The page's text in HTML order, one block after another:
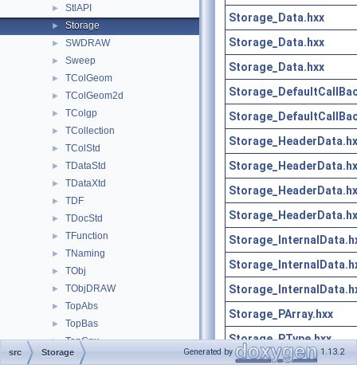
► StlAPI
► Storage
► SWDRAW
► Sweep
► TColGeom
► TColGeom2d
► TColgp
► TCollection
► TColStd
► TDataStd
► TDataXtd
► TDF
► TDocStd
► TFunction
► TNaming
► TObj
► TObjDRAW
► TopAbs
► TopBas
► TopCnx
► TopExp
Storage_Data.hxx
Storage_Data.hxx
Storage_Data.hxx
Storage_PArray.hxx
Storage_PType.hxx
src Storage Generated by 1.13.2